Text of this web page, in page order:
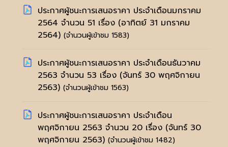
ประกาศผู้ชนะการเสนอราคา ประจำเดือนมกราคม
2564 จำนวน 51 เรื่อง (อาทิตย์ 31 มกราคม
2564) (จำนวนผู้เข้าชม 1583)
ประกาศผู้ชนะการเสนอราคา ประจำเดือนธันวาคม
2563 จำนวน 53 เรื่อง (จันทร์ 30 พฤศจิกายน
2563) (จำนวนผู้เข้าชม 1563)
ประกาศผู้ชนะการเสนอราคา ประจำเดือน
พฤศจิกายน 2563 จำนวน 20 เรื่อง (จันทร์ 30
พฤศจิกายน 2563) (จำนวนผู้เข้าชม 1482)